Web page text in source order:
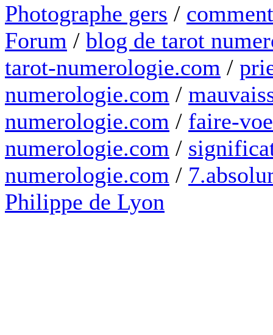
Photographe gers /
Forum / blog de tarot
tarot-numerologie.com /
numerologie.com /
numerologie.com / faire-
numerologie.com /
numerologie.com /
Philippe de Lyon